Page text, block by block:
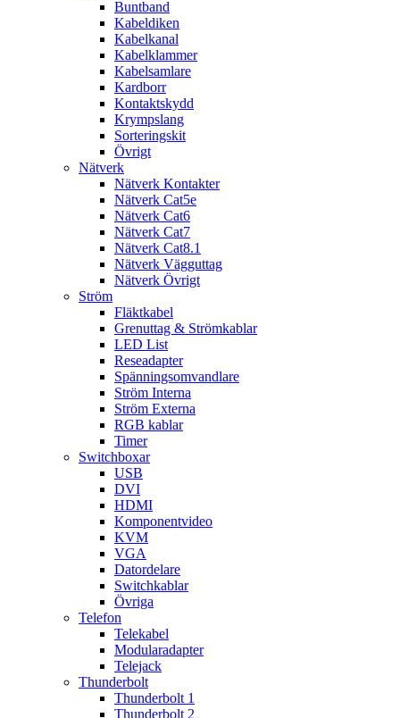
Buntband
Kabeldiken
Kabelkanal
Kabelklammer
Kabelsamlare
Kardborr
Kontaktskydd
Krympslang
Sorteringskit
Övrigt
Nätverk
Nätverk Kontakter
Nätverk Cat5e
Nätverk Cat6
Nätverk Cat7
Nätverk Cat8.1
Nätverk Vägguttag
Nätverk Övrigt
Ström
Fläktkabel
Grenuttag & Strömkablar
LED List
Reseadapter
Spänningsomvandlare
Ström Interna
Ström Externa
RGB kablar
Timer
Switchboxar
USB
DVI
HDMI
Komponentvideo
KVM
VGA
Datordelare
Switchkablar
Övriga
Telefon
Telekabel
Modularadapter
Telejack
Thunderbolt
Thunderbolt 1
Thunderbolt 2